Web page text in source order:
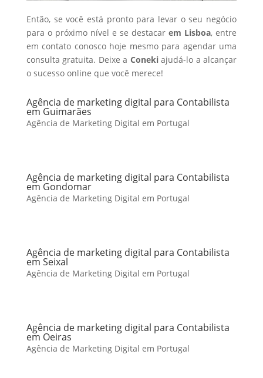
Então, se você está pronto para levar o seu negócio
para o próximo nível e se destacarem Lisboa, entre
em contato conosco hoje mesmo para agendar uma
consulta gratuita. Deixe a Conekiajudá-lo a alcançar
o sucesso online que você merece!
Agência de marketing digital para Contabilista
em Guimarães
Agência de Marketing Digital em Portugal
Agência de marketing digital para Contabilista
em Gondomar
Agência de Marketing Digital em Portugal
Agência de marketing digital para Contabilista
em Seixal
Agência de Marketing Digital em Portugal
Agência de marketing digital para Contabilista
em Oeiras
Agência de Marketing Digital em Portugal